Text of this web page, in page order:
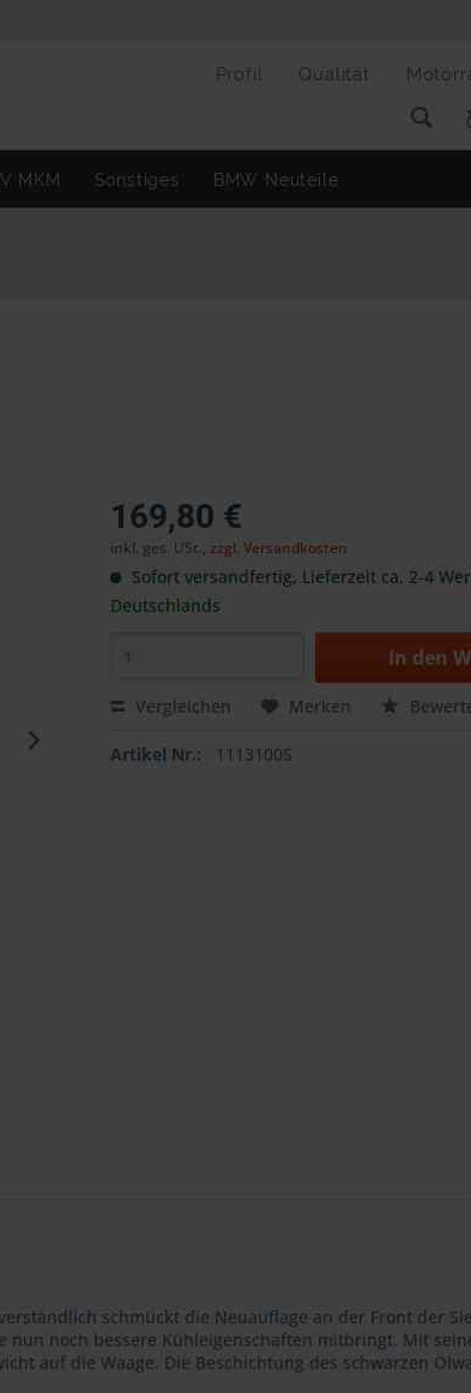
Profil Qualität
MKM Sonstiges BMW Neuteile
169,80 €
inkl. ges. USt.,zzgl. Versandkosten
Sofort versandfertig, Lieferzeit ca. 2-4
Deutschlands
In den
Vergleichen Merken
Artikel Nr.: 1113100S
schmückt die Neuauflage an der Front der
noch bessere Kühleigenschaften mitbringt. Mit
auf die Waage. Die Beschichtung des schwarzen